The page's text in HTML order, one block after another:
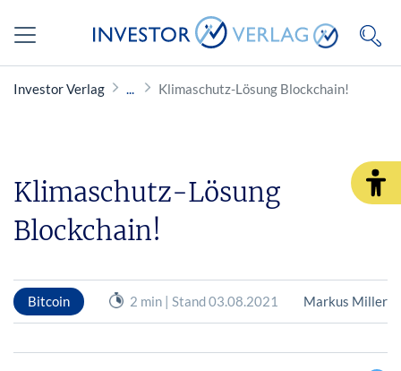
Investor Verlag Klimaschutz-Lösung Blockchain!
Klimaschutz-Lösung
Blockchain!
Bitcoin 2 min | Stand 03.08.2021 Markus Miller